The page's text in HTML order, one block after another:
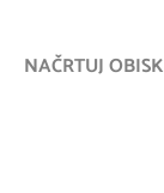
NAČRTUJ OBISK